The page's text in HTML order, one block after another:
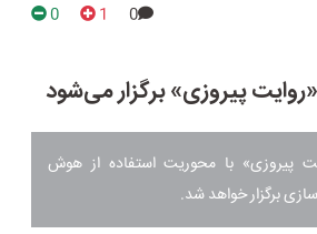
0
1
0
پیروزی» برگزار می‌شود
پیروزی» با محوریت استفاده از هوش
برگزار خواهد شد.